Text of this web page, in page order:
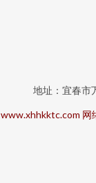
地址：宜春市
www.xhhkktc.com 网